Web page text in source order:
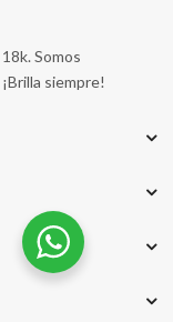
Somos
siempre!